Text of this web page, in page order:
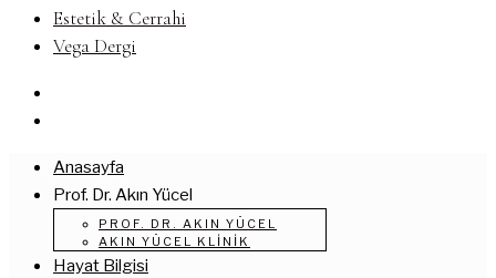
Estetik & Cerrahi
Vega Dergi
Anasayfa
Prof. Dr. Akın Yücel
PROF. DR. AKIN YÜCEL
AKIN YÜCEL KLINIK
Hayat Bilgisi